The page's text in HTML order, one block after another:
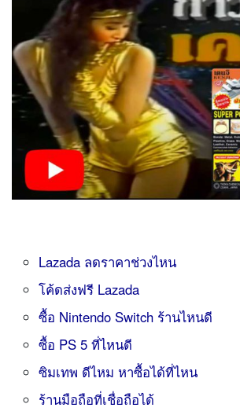
Lazada ลดราคาช่วงไหน
โค้ดส่งฟรี Lazada
ซื้อ Nintendo Switch ร้านไหนดี
ซื้อ PS 5 ที่ไหนดี
ซิมเทพ ดีไหม หาซื้อได้ที่ไหน
ร้านมือถือที่เชื่อถือได้